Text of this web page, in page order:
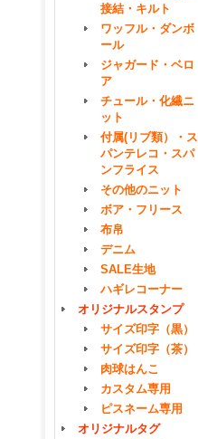
接結・キルト
ワッフル・ダンボ
ール
ジャガード・ベロ
ア
チュール・化繊ニ
ット
付属(リブ類）・ス
パンテレコ・スパ
ンフライス
その他のニット
ボア・フリース
布帛
デニム
SALE生地
ハギレコーナー
オリジナルスタンプ
サイズ印字（黒）
サイズ印字（茶）
肉球はんこ
カスタム専用
ピスネーム専用
オリジナルタグ